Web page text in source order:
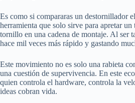
Es como si compararas un destornillador
herramienta que solo sirve para apretar
tornillo en una cadena de montaje. Al ser
hace mil veces más rápido y gastando
Este movimiento no es solo una rabieta
una cuestión de supervivencia. En este
quien controla el hardware, controla la
ideas cobran vida.